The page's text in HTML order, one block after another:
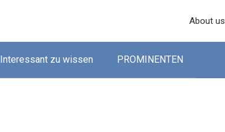
About us
Interessant zu wissen PROMINENTEN